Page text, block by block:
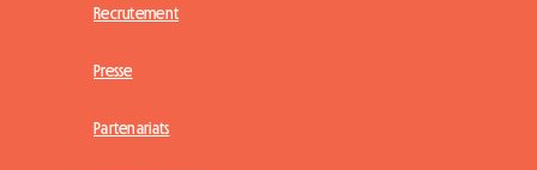
Recrutement
Presse
Partenariats